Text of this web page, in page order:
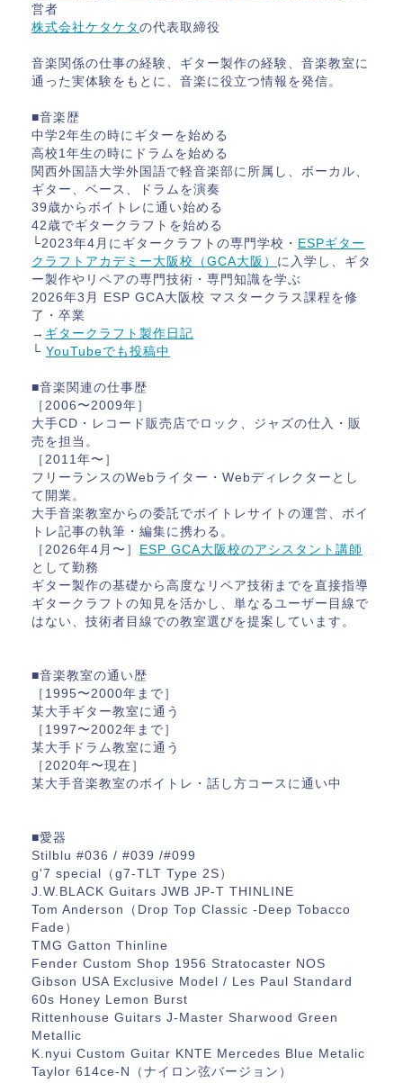
営者
株式会社ケタケタ の代表取締役
音楽関係の仕事の経験、ギター製作の経験、音楽教室に
通った実体験をもとに、音楽に役立つ情報を発信。
■音楽歴
中学2年生の時にギターを始める
高校1年生の時にドラムを始める
関西外国語大学外国語で軽音楽部に所属し、ボーカル、
ギター、ベース、ドラムを演奏
39歳からボイトレに通い始める
42歳でギタークラフトを始める
└2023年4月にギタークラフトの専門学校・ ESPギター
クラフトアカデミー大阪校（GCA大阪） に入学し、ギタ
ー製作やリペアの専門技術・専門知識を学ぶ
2026年3月 ESP GCA大阪校 マスタークラス課程を修
了・卒業
→ ギタークラフト製作日記
└ YouTubeでも投稿中
■音楽関連の仕事歴
［2006〜2009年］
大手CD・レコード販売店でロック、ジャズの仕入・販
売を担当。
［2011年〜］
フリーランスのWebライター・Webディレクターとし
て開業。
大手音楽教室からの委託でボイトレサイトの運営、ボイ
トレ記事の執筆・編集に携わる。
［2026年4月〜］
ESP GCA大阪校のアシスタント講師
として勤務
ギター製作の基礎から高度なリペア技術までを直接指導
ギタークラフトの知見を活かし、単なるユーザー目線で
はない、技術者目線での教室選びを提案しています。
■音楽教室の通い歴
［1995〜2000年まで］
某大手ギター教室に通う
［1997〜2002年まで］
某大手ドラム教室に通う
［2020年〜現在］
某大手音楽教室のボイトレ・話し方コースに通い中
■愛器
Stilblu #036 / #039 /#099
g'7 special（g7-TLT Type 2S）
J.W.BLACK Guitars JWB JP-T THINLINE
Tom Anderson（Drop Top Classic -Deep Tobacco
Fade）
TMG Gatton Thinline
Fender Custom Shop 1956 Stratocaster NOS
Gibson USA Exclusive Model / Les Paul Standard
60s Honey Lemon Burst
Rittenhouse Guitars J-Master Sharwood Green
Metallic
K.nyui Custom Guitar KNTE Mercedes Blue Metalic
Taylor 614ce-N（ナイロン弦バージョン）